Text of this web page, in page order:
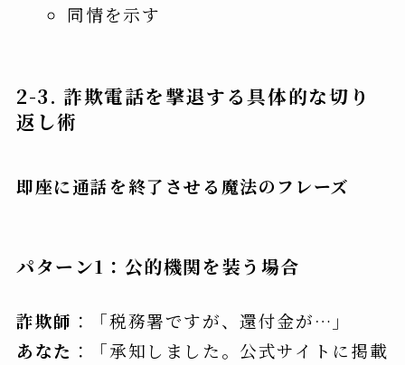
同情を示す
2-3. 詐欺電話を撃退する具体的な切り
返し術
即座に通話を終了させる魔法のフレーズ
パターン1：公的機関を装う場合
詐欺師 ：「税務署ですが、還付金が…」
あなた ：「承知しました。公式サイトに掲載